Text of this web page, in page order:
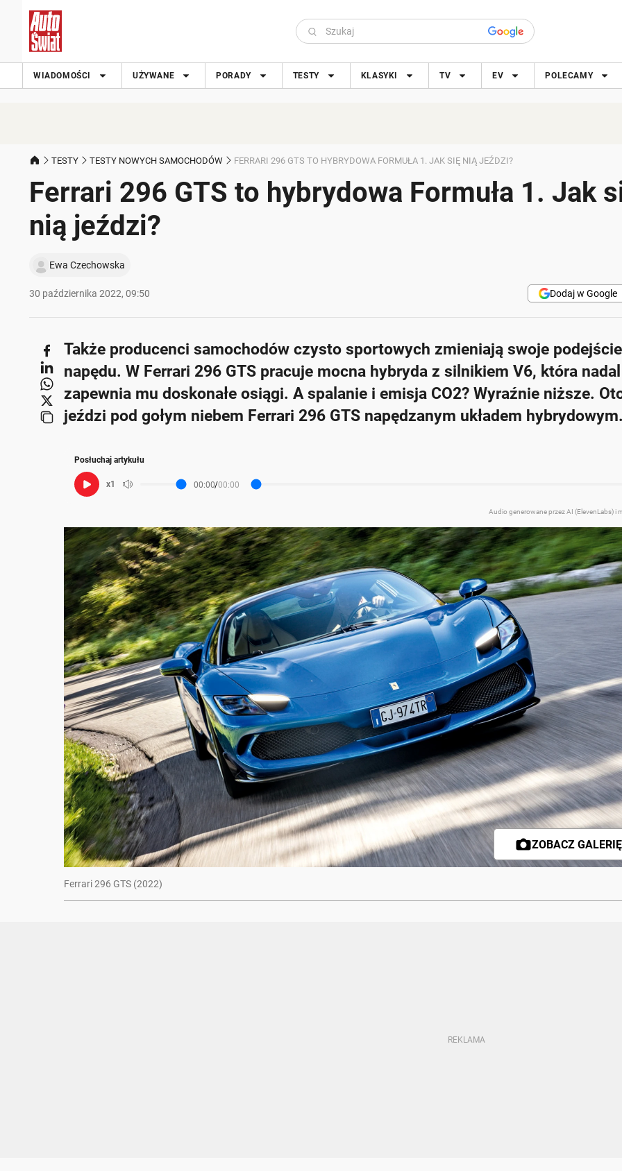
WIADOMOŚCI UŻYWANE PORADY TESTY KLASYKI TV EV POLECAMY
TESTY TESTY NOWYCH SAMOCHODÓW FERRARI 296 GTS TO HYBRYDOWA FORMUŁA 1. JAK SIĘ NIĄ JEŹDZI?
Ferrari 296 GTS to hybrydowa Formuła 1. Jak
nią jeździ?
Ewa Czechowska
30 października 2022, 09:50 Dodaj w Google
Także producenci samochodów czysto sportowych zmieniają swoje
napędu. W Ferrari 296 GTS pracuje mocna hybryda z silnikiem V6, która nadal
zapewnia mu doskonałe osiągi. A spalanie i emisja CO2? Wyraźnie niższe.
jeździ pod gołym niebem Ferrari 296 GTS napędzanym układem
Posłuchaj artykułu
x1 00:00/00:00
Audio generowane przez AI (ElevenLabs) i
ZOBACZ
Ferrari 296 GTS (2022)